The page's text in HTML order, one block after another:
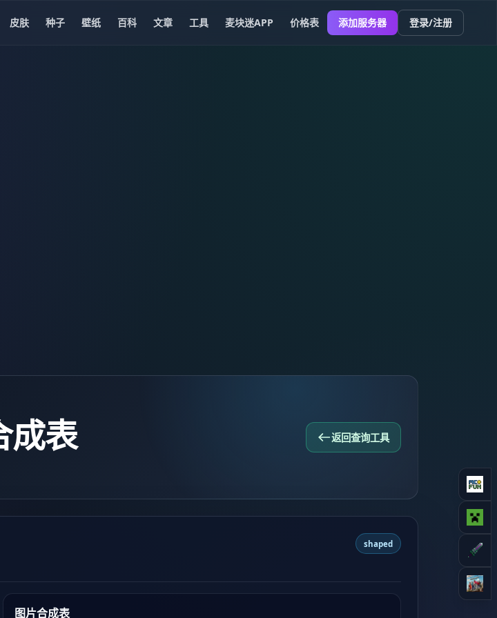
皮肤 种子 壁纸 百科 文章 工具 麦块迷APP 价格表 添加服务器 登录/注册
成表 返回查询工具
shaped
图片合成表